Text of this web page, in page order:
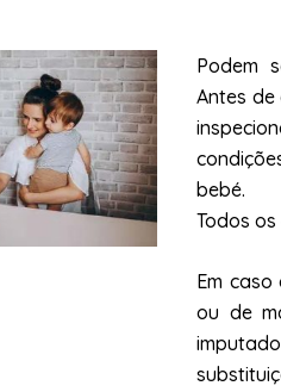
Podem
Antes
bebé.
Todos
Em
ou de